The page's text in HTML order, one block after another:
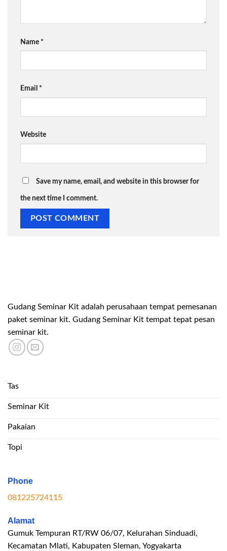
Name *
Email *
Website
Save my name, email, and website in this browser for
the next time I comment.
Gudang Seminar Kit adalah perusahaan tempat pemesanan
paket seminar kit. Gudang Seminar Kit tempat tepat pesan
seminar kit.
Tas
Seminar Kit
Pakaian
Topi
Phone
081225724115
Alamat
Gumuk Tempuran RT/RW 06/07, Kelurahan Sinduadi,
Kecamatan Mlati, Kabupaten Sleman, Yogyakarta